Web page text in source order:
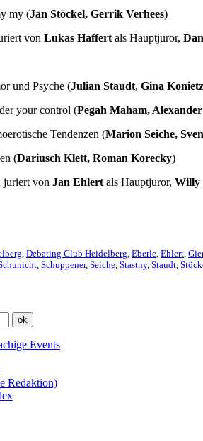
my (Jan Stöckel, Gerrik Verhees)
von Lukas Haffert als Hauptjuror,
und Psyche (Julian Staudt, Gina
your control (Pegah Maham,
Tendenzen (Marion Seiche,
(Dariusch Klett, Roman Korecky)
juriert von Jan Ehlert als Hauptjuror, Willy
Debating Club Heidelberg Eberle Ehlert
Schuppener, Seiche Stastny, Staudt
Events
Redaktion)